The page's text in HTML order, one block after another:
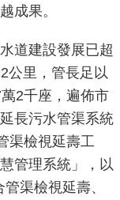
成果。
道建設發展已超
公里，管長足以
2千座，遍佈市
長污水管渠系統
渠檢視延壽工
管理系統」，以
渠檢視延壽、